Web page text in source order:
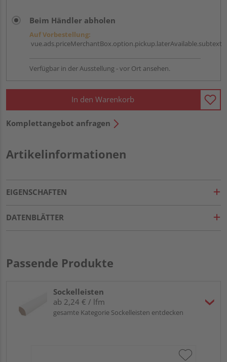
Beim Händler abholen
Auf Vorbestellung:
vue.ads.priceMerchantBox.option.pickup.laterAvailable.subtext
Verfügbar in der Ausstellung - vor Ort ansehen.
In den Warenkorb
Komplettangebot anfragen
Artikelinformationen
EIGENSCHAFTEN
DATENBLÄTTER
Passende Produkte
Sockelleisten
ab 2,24 € / lfm
gesamte Kategorie Sockelleisten entdecken